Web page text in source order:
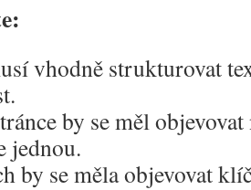
vhodně strukturovat
by se měl
jednou.
by se měla objevovat